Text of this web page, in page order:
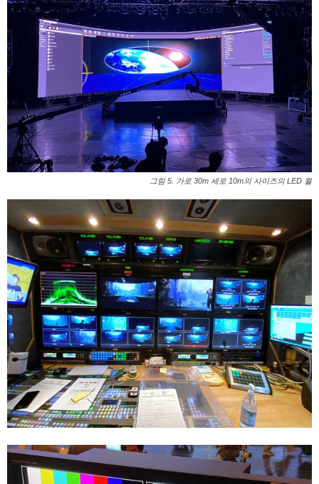
그림 5. 가로 30m 세로 10m의 사이즈의 LED 월